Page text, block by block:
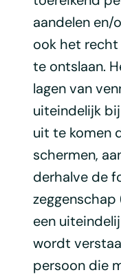
aandelen en/
ook het
te ontslaan.
lagen van
uiteindelijk
uit te komen
schermen,
derhalve de
een
wordt
persoon die